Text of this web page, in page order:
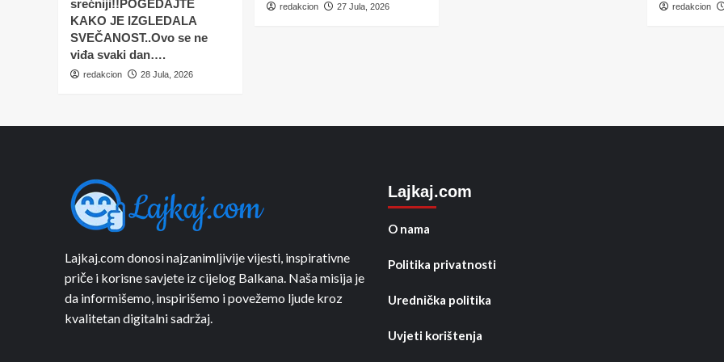
srećniji!!POGEDAJTE
KAKO JE IZGLEDALA
SVEČANOST..Ovo se ne
viđa svaki dan….
redakcion 28 Jula, 2026
redakcion 27 Jula, 2026 redakcion
Lajkaj.com donosi najzanimljivije vijesti, inspirativne
priče i korisne savjete iz cijelog Balkana. Naša misija je
da informišemo, inspirišemo i povežemo ljude kroz
kvalitetan digitalni sadržaj.
Lajkaj.com
O nama
Politika privatnosti
Urednička politika
Uvjeti korištenja